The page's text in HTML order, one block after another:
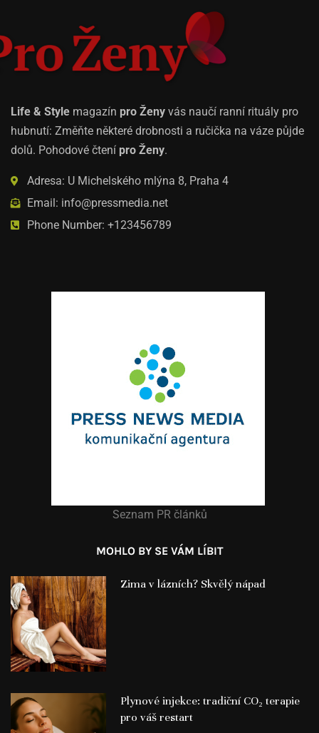
Life & Style magazín pro Ženy vás naučí ranní rituály pro
hubnutí: Změňte některé drobnosti a ručička na váze půjde
dolů. Pohodové čtení pro Ženy.
Adresa: U Michelského mlýna 8, Praha 4
Email: info@pressmedia.net
Phone Number: +123456789
Seznam PR článků
MOHLO BY SE VÁM LÍBIT
Zima v lázních? Skvělý nápad
Plynové injekce: tradiční CO₂ terapie
pro váš restart